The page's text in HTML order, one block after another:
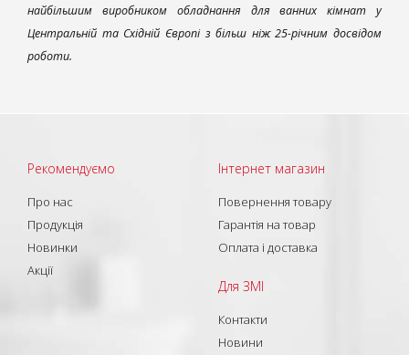
найбільшим виробником обладнання для ванних кімнат у
Центральній та Східній Європі з більш ніж 25-річним досвідом
роботи.
Рекомендуємо
Про нас
Продукція
Новинки
Акції
Інтернет магазин
Повернення товару
Гарантія на товар
Оплата і доставка
Для ЗМІ
Контакти
Новини